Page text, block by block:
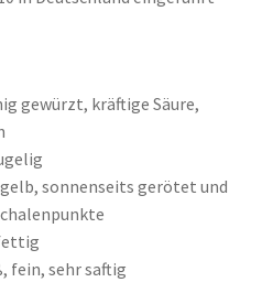
gewürzt, kräftige Säure,
sonnenseits gerötet und
fein, sehr saftig